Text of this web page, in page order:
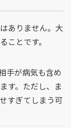
ありません。大
ことです。
手が病気も含め
す。ただし、ま
すぎてしまう可